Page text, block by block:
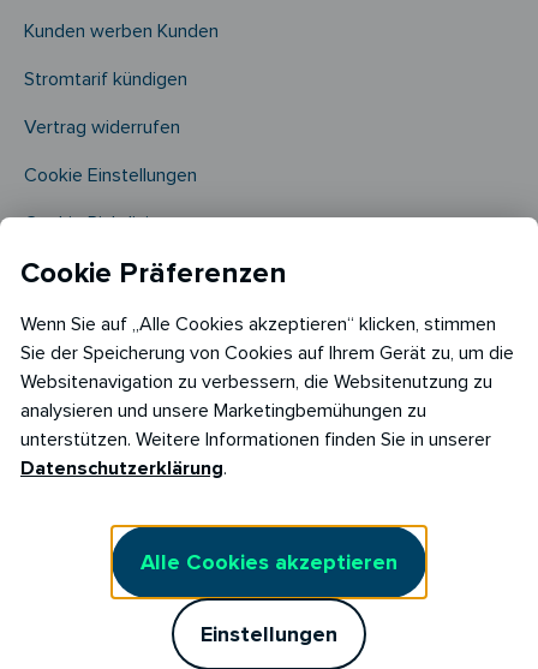
Kunden werben Kunden
Stromtarif kündigen
Vertrag widerrufen
Cookie Einstellungen
Cookie Richtlinie​
Copyright © 2026
RABOT Energy DE GmbH
Hopfenmarkt 33,
Cookie Präferenzen
Wenn Sie auf „Alle Cookies akzeptieren“ klicken, stimmen
Sie der Speicherung von Cookies auf Ihrem Gerät zu, um die
Websitenavigation zu verbessern, die Websitenutzung zu
analysieren und unsere Marketingbemühungen zu
unterstützen. Weitere Informationen finden Sie in unserer
Datenschutzerklärung.
Alle Cookies akzeptieren
Einstellungen